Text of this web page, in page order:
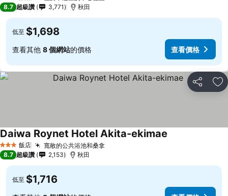
8.7 超級讚 3,771 秋田
低至 $1,698
查看其他 8 個網站的價格 查看價格
分享 加
3 星級 飯店 寬敞的公共浴池和桑拿查看價格
Daiwa Roynet Hotel Akita-ekimae
8.7 超級讚 2,153 秋田
低至 $1,716